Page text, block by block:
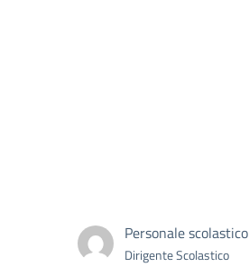
Personale scolastico
Dirigente Scolastico